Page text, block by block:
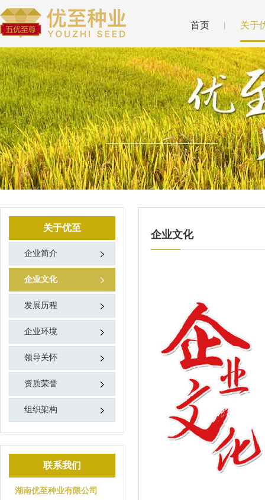
首页 关于
关于优至
企业简介
企业文化
发展历程
企业环境
领导关怀
资质荣誉
组织架构
联系我们
湖南优至种业有限公司
企业文化